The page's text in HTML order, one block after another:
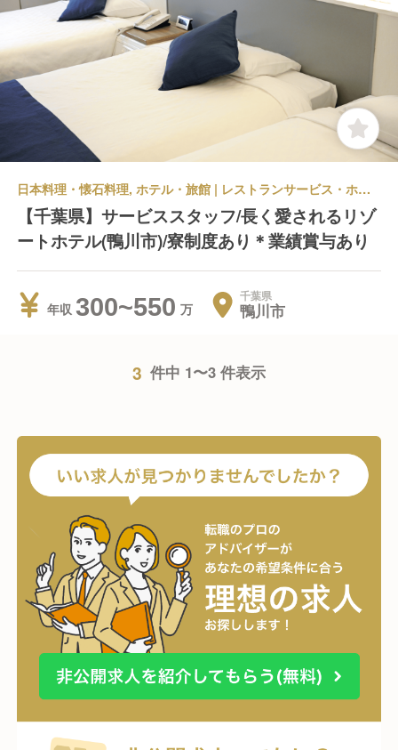
日本料理・懐石料理, ホテル・旅館 | レストランサービス・ホールスタッフ
【千葉県】サービススタッフ/長く愛されるリゾ
ートホテル(鴨川市)/寮制度あり＊業績賞与あり
年収 300~550 千葉県
鴨川市
3 件中 1〜3 件表示